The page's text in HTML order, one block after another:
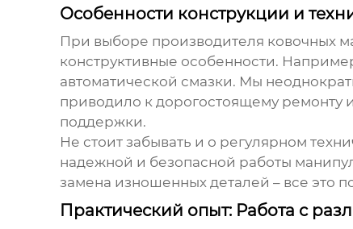
Особенности конструкции и
При выборе производителя ковочных
конструктивные особенности.
автоматической смазки. Мы
приводило к дорогостоящему ремонту
поддержки.
Не стоит забывать и о регулярном
надежной и безопасной работы
замена изношенных деталей – все это
Практический опыт: Работа с